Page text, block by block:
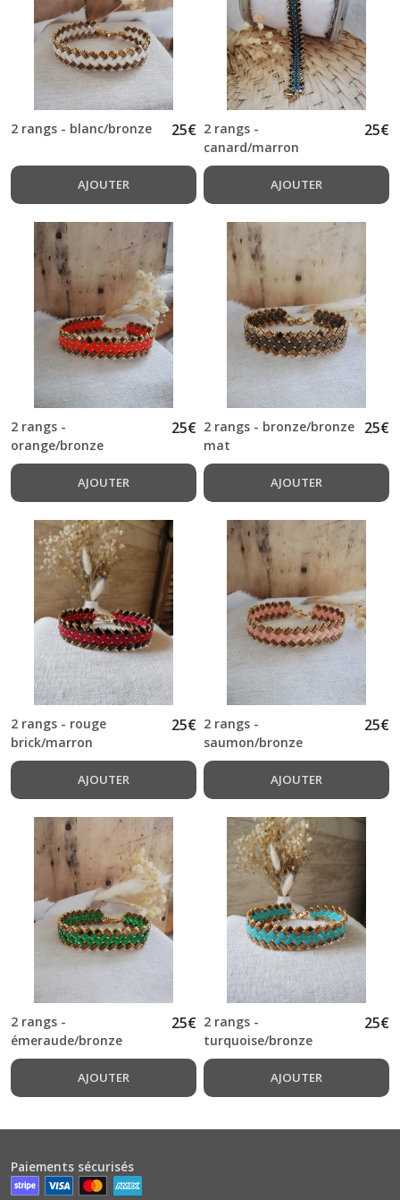
2 rangs - blanc/bronze 25€
AJOUTER
2 rangs -
canard/marron
25€
AJOUTER
2 rangs -
orange/bronze
25€
AJOUTER
2 rangs - bronze/bronze
mat
25€
AJOUTER
2 rangs - rouge
brick/marron
25€
AJOUTER
2 rangs -
saumon/bronze
25€
AJOUTER
2 rangs -
émeraude/bronze
25€
AJOUTER
2 rangs -
turquoise/bronze
25€
AJOUTER
Paiements sécurisés